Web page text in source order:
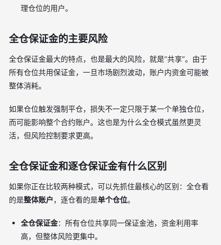
理仓位的用户。
全仓保证金的主要风险
全仓保证金最大的特点，也是最大的风险，就是“共享”。由于
所有仓位共用保证金，一旦市场剧烈波动，账户内资金可能被
整体消耗。
如果仓位触发强制平仓，损失不一定只限于某一个单独仓位，
而可能影响整个合约账户。这也是为什么全仓模式虽然更灵
活，但风险控制要求更高。
全仓保证金和逐仓保证金有什么区别
如果你正在比较两种模式，可以先抓住最核心的区别：全仓看
的是整体账户，逐仓看的是单个仓位。
全仓保证金：所有仓位共享同一保证金池，资金利用率
高，但整体风险更集中。